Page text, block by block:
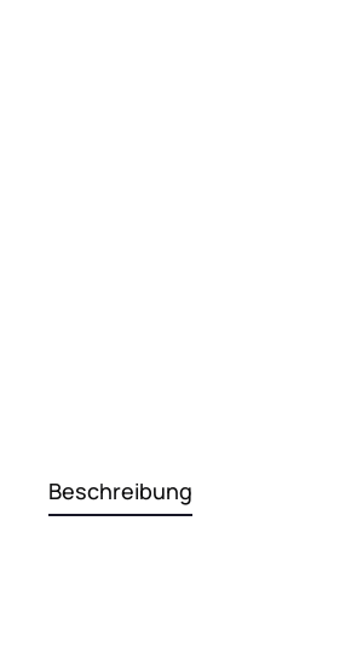
Beschreibung